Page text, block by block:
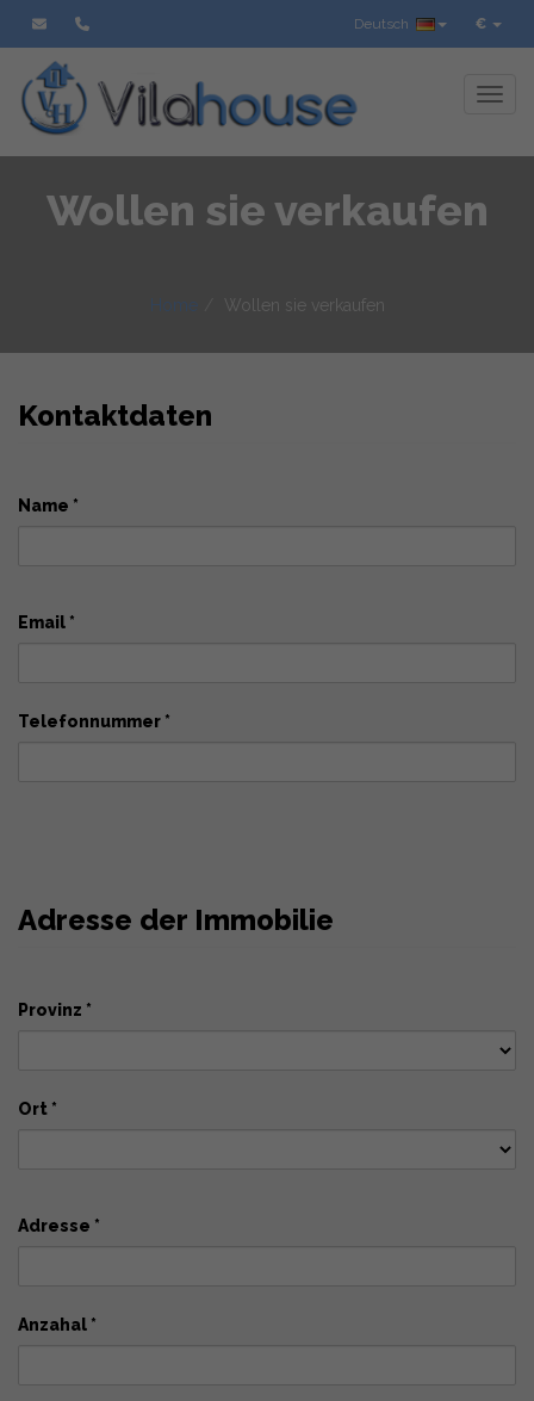
€
Deutsch
Wollen sie verkaufen
Home Wollen sie verkaufen
Kontaktdaten
Name *
Email *
Telefonnummer *
Adresse der Immobilie
Provinz *
Ort *
Adresse *
Anzahal *